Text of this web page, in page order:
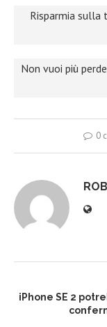
Risparmia sulla
Non vuoi più
0
iPhone SE 2